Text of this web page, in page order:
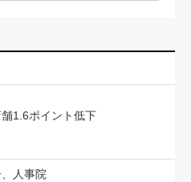
1.6ポイント低下
人事院